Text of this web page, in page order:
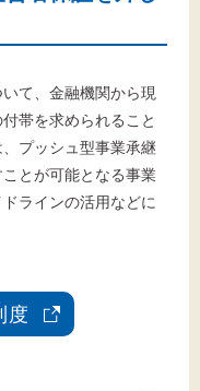
て、金融機関から現
帯を求められること
プッシュ型事業承継
とが可能となる事業
ラインの活用などに
度